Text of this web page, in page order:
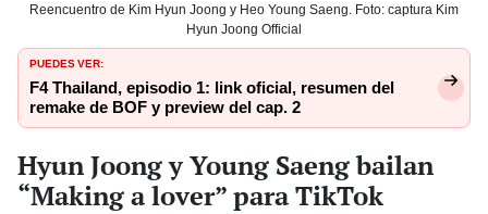
Reencuentro de Kim Hyun Joong y Heo Young Saeng. Foto: captura Kim
Hyun Joong Official
PUEDES VER:
F4 Thailand, episodio 1: link oficial, resumen del
remake de BOF y preview del cap. 2
Hyun Joong y Young Saeng bailan
“Making a lover” para TikTok